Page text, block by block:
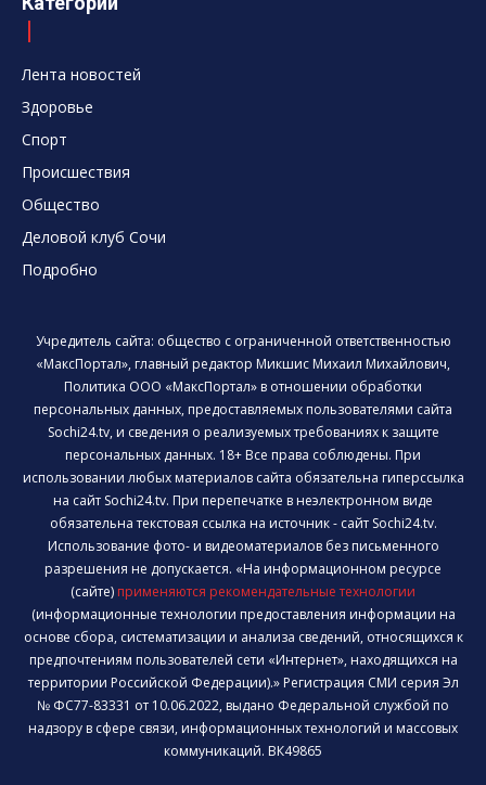
Лента новостей
Здоровье
Спорт
Происшествия
Общество
Деловой клуб Сочи
Подробно
Учредитель сайта: общество с ограниченной ответственностью
«МаксПортал», главный редактор Микшис Михаил Михайлович,
Политика ООО «МаксПортал» в отношении обработки
персональных данных, предоставляемых пользователями сайта
Sochi24.tv, и сведения о реализуемых требованиях к защите
персональных данных. 18+ Все права соблюдены. При
использовании любых материалов сайта обязательна гиперссылка
на сайт Sochi24.tv. При перепечатке в неэлектронном виде
обязательна текстовая ссылка на источник - сайт Sochi24.tv.
Использование фото- и видеоматериалов без письменного
разрешения не допускается. «На информационном ресурсе
(сайте) применяются рекомендательные технологии
(информационные технологии предоставления информации на
основе сбора, систематизации и анализа сведений, относящихся к
предпочтениям пользователей сети «Интернет», находящихся на
территории Российской Федерации).» Регистрация СМИ серия Эл
№ ФС77-83331 от 10.06.2022, выдано Федеральной службой по
надзору в сфере связи, информационных технологий и массовых
коммуникаций. ВК49865